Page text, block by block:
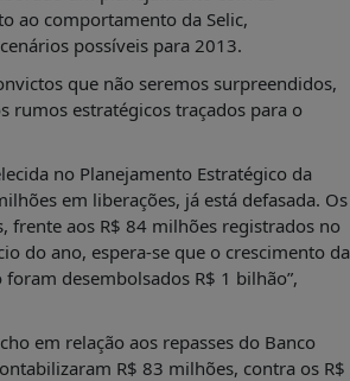
ao comportamento da Selic,
possíveis para 2013.
que não seremos surpreendidos,
rumos estratégicos traçados para o
no Planejamento Estratégico da
em liberações, já está defasada. Os
frente aos R$ 84 milhões registrados no
do ano, espera-se que o crescimento da
desembolsados R$ 1 bilhão”,
em relação aos repasses do Banco
R$ 83 milhões, contra os R$